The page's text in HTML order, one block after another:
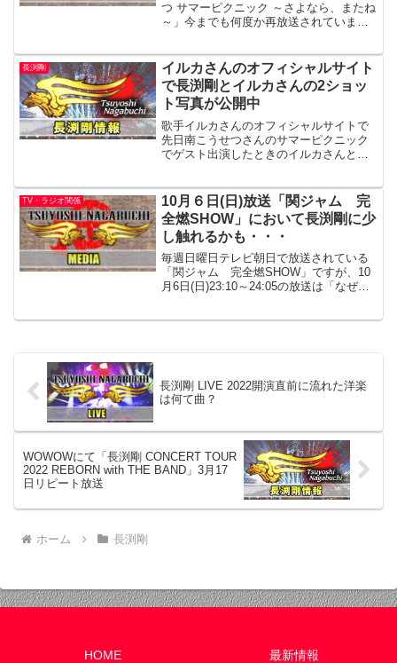
つ サマーピクニック ～さよなら、またね
～」今までも何度か再放送されています
ナルNHK BS4K15:50～17:...
長渕剛
イルカさんのオフィシャルサイト
で長渕剛とイルカさんの2ショッ
ト写真が公開中
歌手イルカさんのオフィシャルサイトで
先日南こうせつさんのサマーピクニック
でゲスト出演したときのイルカさんとの2
記リンクからご確認ください。ユイ音楽
工房で事務所一緒だった...
TV・ラジオ関係
10月６日(日)放送「関ジャム 完
全燃SHOW」において長渕剛に少
し触れるかも・・・
毎週日曜日テレビ朝日で放送されている
「関ジャム 完全燃SHOW」ですが、10
月6日(日)23:10～24:05の放送は「なぜグ
長渕剛 LIVE 2022開演直前に流れた洋楽
は何て曲？
WOWOWにて「長渕剛 CONCERT TOUR
2022 REBORN with THE BAND」3月17
日リピート放送
ホーム 長渕剛
HOME
最新情報